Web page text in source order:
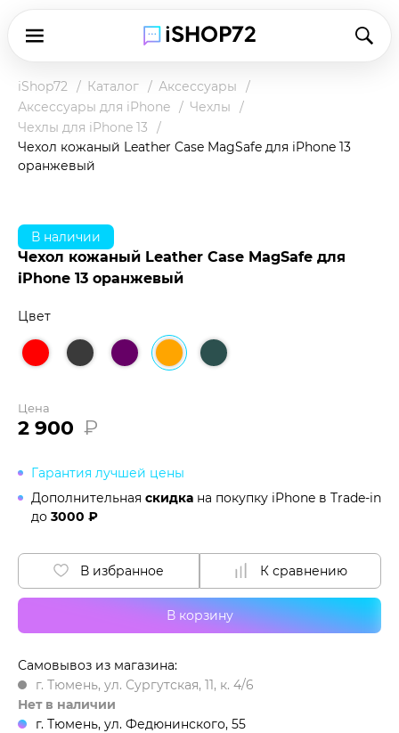
iShop72 Каталог
Аксессуары
Аксессуары для iPhone
Чехлы
Чехлы для iPhone 13
Чехол кожаный Leather Case MagSafe для iPhone 13
оранжевый
В наличии
Чехол кожаный Leather Case MagSafe для
iPhone 13 оранжевый
Цвет
Цена
2 900 ₽
Гарантия лучшей цены
Дополнительная скидка на покупку iPhone в Trade-in
до 3000 ₽
В корзину
В избранное К сравнению
Самовывоз из магазина:
г. Тюмень, ул. Сургутская, 11, к. 4/6
Нет в наличии
г. Тюмень, ул. Федюнинского, 55